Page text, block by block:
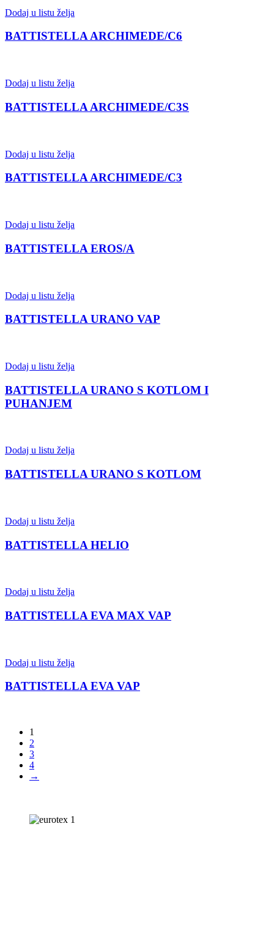
Dodaj u listu želja
BATTISTELLA ARCHIMEDE/C6
Dodaj u listu želja
BATTISTELLA ARCHIMEDE/C3S
Dodaj u listu želja
BATTISTELLA ARCHIMEDE/C3
Dodaj u listu želja
BATTISTELLA EROS/A
Dodaj u listu želja
BATTISTELLA URANO VAP
Dodaj u listu želja
BATTISTELLA URANO S KOTLOM I
PUHANJEM
Dodaj u listu želja
BATTISTELLA URANO S KOTLOM
Dodaj u listu želja
BATTISTELLA HELIO
Dodaj u listu želja
BATTISTELLA EVA MAX VAP
Dodaj u listu želja
BATTISTELLA EVA VAP
1
2
3
4
→